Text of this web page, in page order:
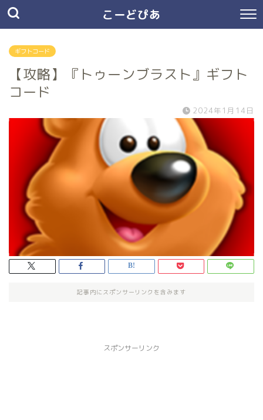
こーどぴあ
ギフトコード
【攻略】『トゥーンブラスト』ギフト
コード
2024年1月14日
記事内にスポンサーリンクを含みます
スポンサーリンク